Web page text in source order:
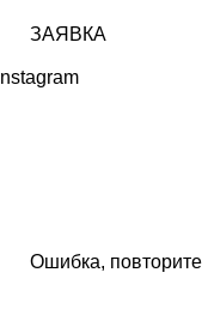
ЗАЯВКА
Instagram
Ошибка, повторите